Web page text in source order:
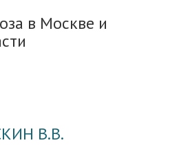
в Москве и
В.В.